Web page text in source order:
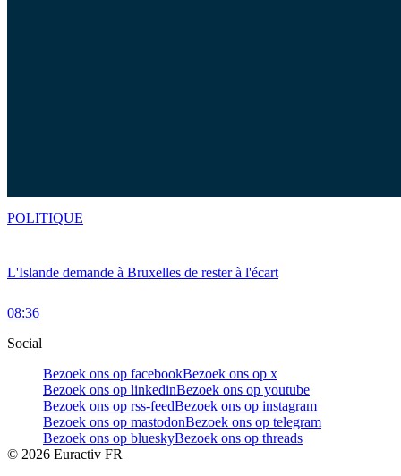
L'Islande demande à Bruxelles de rester à l'écart
08:36
POLITIQUE
Social
Bezoek ons op facebookBezoek ons op x
Bezoek ons op linkedinBezoek ons op youtube
Bezoek ons op rss-feedBezoek ons op instagram
Bezoek ons op mastodonBezoek ons op telegram
Bezoek ons op blueskyBezoek ons op threads
© 2026 Euractiv FR